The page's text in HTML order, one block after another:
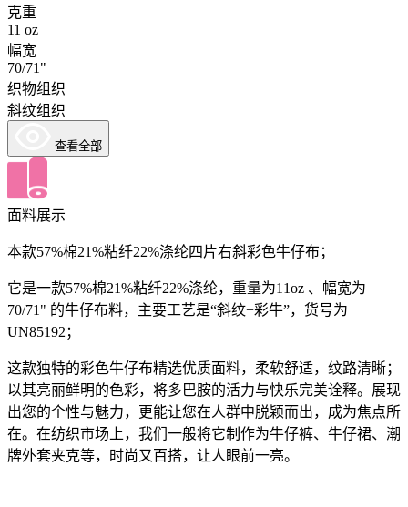
克重
11 oz
幅宽
70/71"
织物组织
斜纹组织
查看全部
面料展示
本款57%棉21%粘纤22%涤纶四片右斜彩色牛仔布；
它是一款57%棉21%粘纤22%涤纶，重量为11oz 、幅宽为
70/71" 的牛仔布料，主要工艺是“斜纹+彩牛”，货号为
UN85192；
这款独特的彩色牛仔布精选优质面料，柔软舒适，纹路清晰；
以其亮丽鲜明的色彩，将多巴胺的活力与快乐完美诠释。展现
出您的个性与魅力，更能让您在人群中脱颖而出，成为焦点所
在。在纺织市场上，我们一般将它制作为牛仔裤、牛仔裙、潮
牌外套夹克等，时尚又百搭，让人眼前一亮。